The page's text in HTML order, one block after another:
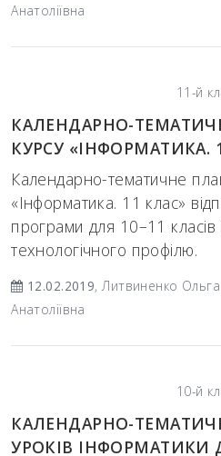
Анатоліївна
11-й
КАЛЕНДАРНО-
КУРСУ «ІНФОРМАТИКА.
Календарно-тематичне
«Інформатика. 11 клас»
програми для 10–11 класів
технологічного профілю.
12.02.2019, Литвиненко Ольга
Анатоліївна
10-й
КАЛЕНДАРНО-
УРОКІВ ІНФОРМАТИКИ